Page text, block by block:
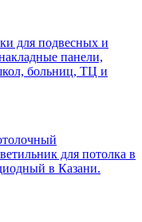
для подвесных и
панели,
больниц, ТЦ и
для потолка в
в Казани.